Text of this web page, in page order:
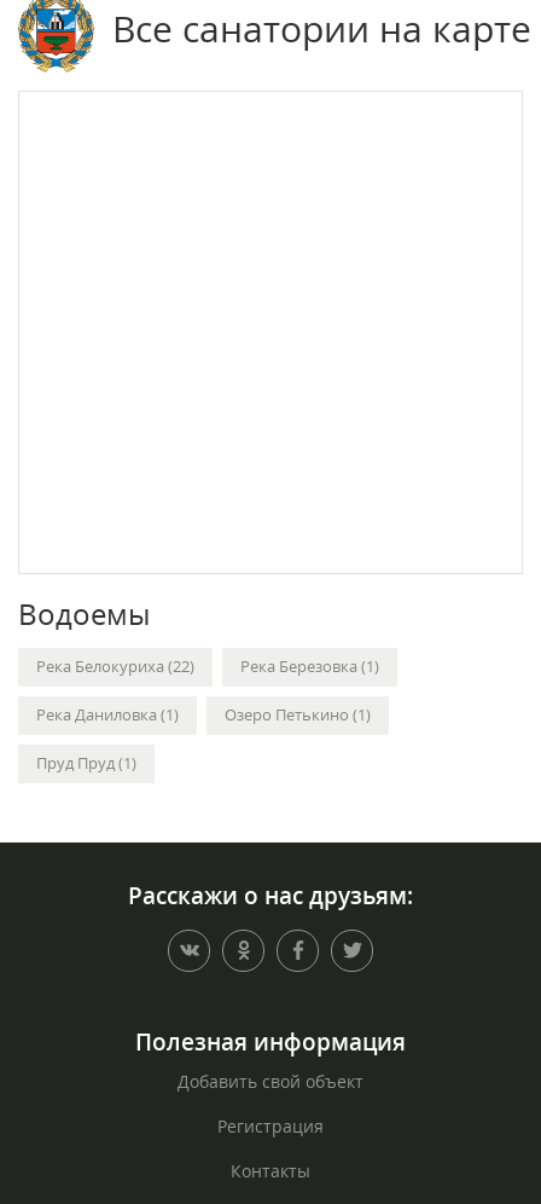
Все санатории на карте
Водоемы
Река Белокуриха (22) Река Березовка (1)
Река Даниловка (1) Озеро Петькино (1)
Пруд Пруд (1)
Расскажи о нас друзьям:
Полезная информация
Добавить свой объект
Регистрация
Контакты